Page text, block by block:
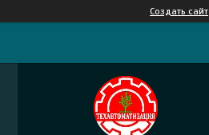
Создать сайт